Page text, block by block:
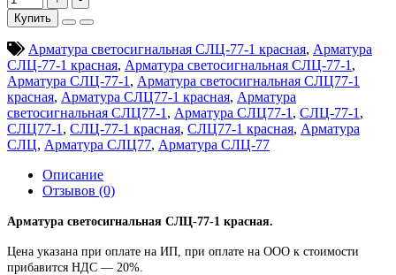
Купить
Арматура светосигнальная СЛЦ-77-1 красная, Арматура
СЛЦ-77-1 красная, Арматура светосигнальная СЛЦ-77-1 ,
Арматура СЛЦ-77-1 , Арматура светосигнальная СЛЦ77-1
красная, Арматура СЛЦ77-1 красная, Арматура
светосигнальная СЛЦ77-1 , Арматура СЛЦ77-1 , СЛЦ-77-1 ,
СЛЦ77-1 , СЛЦ-77-1 красная, СЛЦ77-1 красная, Арматура
СЛЦ, Арматура СЛЦ77, Арматура СЛЦ-77
Описание
Отзывов (0)
Арматура светосигнальная СЛЦ-77-1 красная.
Цена указана при оплате на ИП, при оплате на ООО к стоимости
прибавится НДС ― 20%.